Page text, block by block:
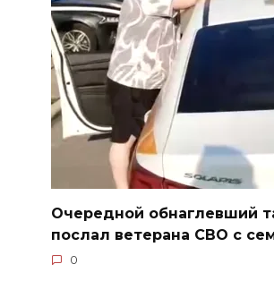
Очередной обнаглевший
послал ветерана СВО с
0